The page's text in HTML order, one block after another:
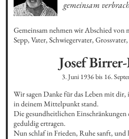
gemeinsam
Gemeinsam nehmen wir Abschied von
Sepp, Vater, Schwiegervater,
JosefBirrer-
3. Juni 1936bis 16.
Wir sagen Danke für das Leben mit
in deinem Mittelpunkt stand.
Die gesundheitlichen Einschränkungen
geduldig ertragen.
Nun schlaf in Frieden, Ruhe sanft, und